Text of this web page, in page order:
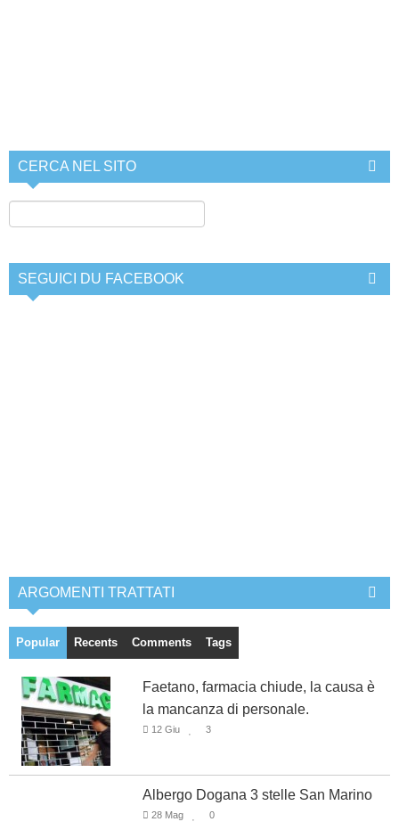
CERCA NEL SITO
SEGUICI DU FACEBOOK
ARGOMENTI TRATTATI
Popular Recents Comments Tags
Faetano, farmacia chiude, la causa è
la mancanza di personale.
12 Giu 3
Albergo Dogana 3 stelle San Marino
28 Mag 0